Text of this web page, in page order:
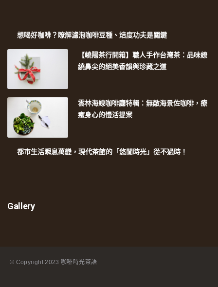
想喝好咖啡？瞭解濾泡咖啡豆種、焙度功夫是關鍵
【嶢陽茶行開箱】職人手作台灣茶：品味繚
繞鼻尖的絕美香韻與珍藏之道
雲林海線咖啡廳特輯：無敵海景佐咖啡，療
癒身心的慢活提案
都市生活瞬息萬變，現代茶館的「悠閒時光」從不過時！
Gallery
© Copyright2023 咖啡時光茶語